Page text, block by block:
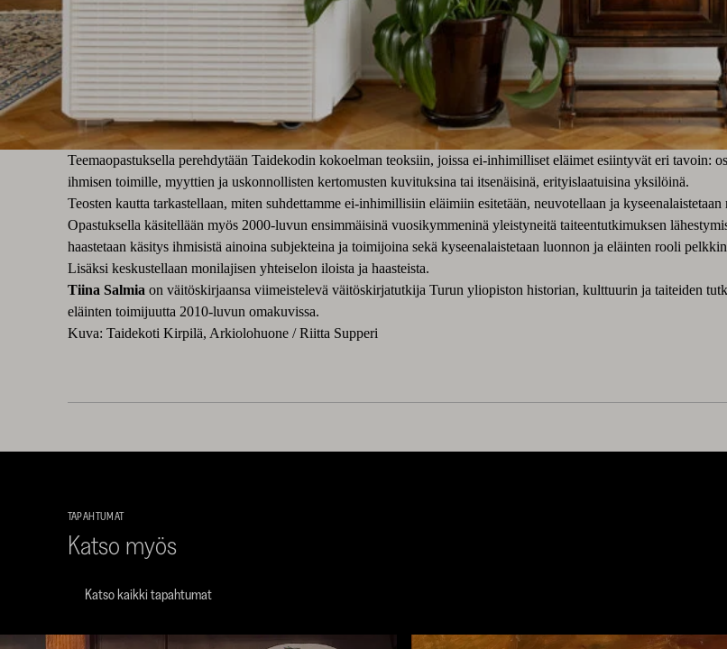
Teemaopastuksella perehdytään Taidekodin kokoelman teoksiin, joissa ei-inhimilliset eläimet esiintyvät eri tavoin:
ihmisen toimille, myyttien ja uskonnollisten kertomusten kuvituksina tai itsenäisinä, erityislaatuisina yksilöinä.
Teosten kautta tarkastellaan, miten suhdettamme ei-inhimillisiin eläimiin esitetään, neuvotellaan ja kyseenalaistetaan
Opastuksella käsitellään myös 2000-luvun ensimmäisinä vuosikymmeninä yleistyneitä taiteentutkimuksen
haastetaan käsitys ihmisistä ainoina subjekteina ja toimijoina sekä kyseenalaistetaan luonnon ja eläinten rooli
Lisäksi keskustellaan monilajisen yhteiselon iloista ja haasteista.
Tiina Salmia on väitöskirjaansa viimeistelevä väitöskirjatutkija Turun yliopiston historian, kulttuurin ja taiteiden
eläinten toimijuutta 2010-luvun omakuvissa.
Kuva: Taidekoti Kirpilä, Arkiolohuone / Riitta Supperi
TAPAHTUMAT
Katso myös
Katso kaikki tapahtumat